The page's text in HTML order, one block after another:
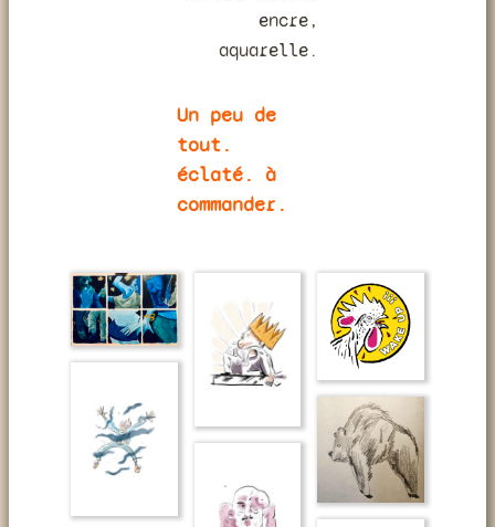
encre,
aquarelle.
Un peu de
tout.
éclaté. à
commander.